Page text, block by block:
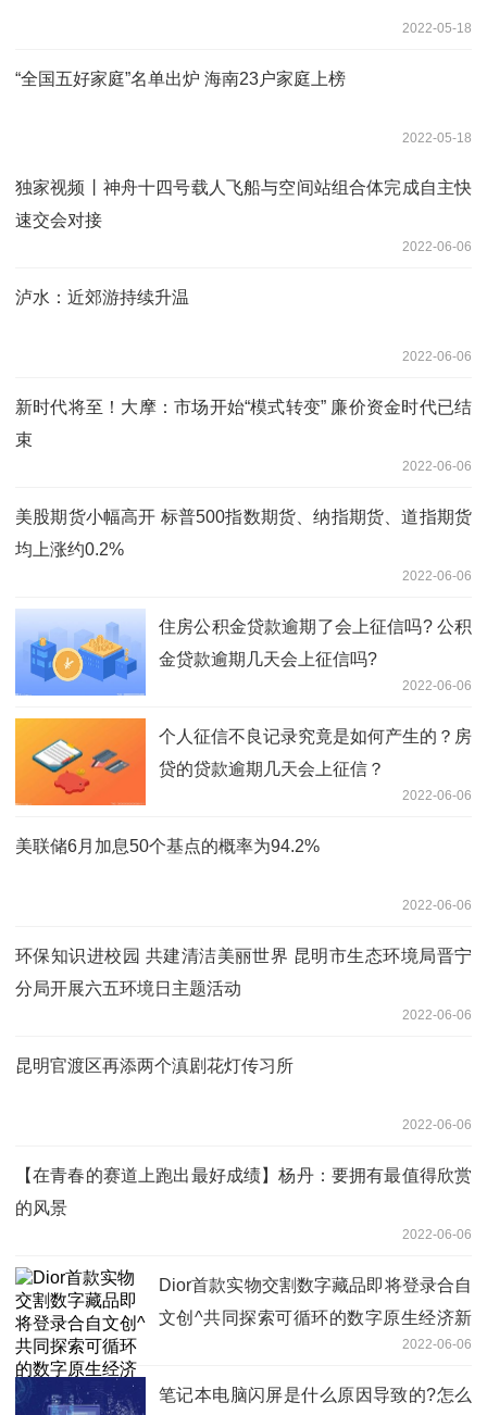
2022-05-18
“全国五好家庭”名单出炉 海南23户家庭上榜
2022-05-18
独家视频丨神舟十四号载人飞船与空间站组合体完成自主快
速交会对接
2022-06-06
泸水：近郊游持续升温
2022-06-06
新时代将至！大摩：市场开始“模式转变” 廉价资金时代已结
束
2022-06-06
美股期货小幅高开 标普500指数期货、纳指期货、道指期货
均上涨约0.2%
2022-06-06
住房公积金贷款逾期了会上征信吗? 公积
金贷款逾期几天会上征信吗?
2022-06-06
个人征信不良记录究竟是如何产生的？房
贷的贷款逾期几天会上征信？
2022-06-06
美联储6月加息50个基点的概率为94.2%
2022-06-06
环保知识进校园 共建清洁美丽世界 昆明市生态环境局晋宁
分局开展六五环境日主题活动
2022-06-06
昆明官渡区再添两个滇剧花灯传习所
2022-06-06
【在青春的赛道上跑出最好成绩】杨丹：要拥有最值得欣赏
的风景
2022-06-06
Dior首款实物交割数字藏品即将登录合自
文创^共同探索可循环的数字原生经济新
2022-06-06
笔记本电脑闪屏是什么原因导致的?怎么